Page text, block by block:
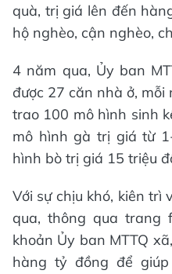
quà, trị giá lên đến
hộ nghèo, cận nghèo,
4 năm qua, Ủy ban
được 27 căn nhà ở,
trao 100 mô hình sinh
mô hình gà trị giá từ
hình bò trị giá 15 triệu
Với sự chịu khó, kiên trì
qua, thông qua trang
khoản Ủy ban MTTQ
hàng tỷ đồng để